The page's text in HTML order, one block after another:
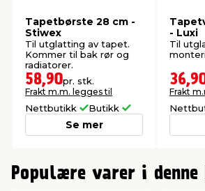
Tapetbørste 28 cm -
Stiwex
Til utglatting av tapet.
Kommer til bak rør og
radiatorer.
58,90pr. stk.
Frakt m.m. legges til
Nettbutikk Butikk
Se mer
- Luxi
Til
Frakt
Populære varer i denne